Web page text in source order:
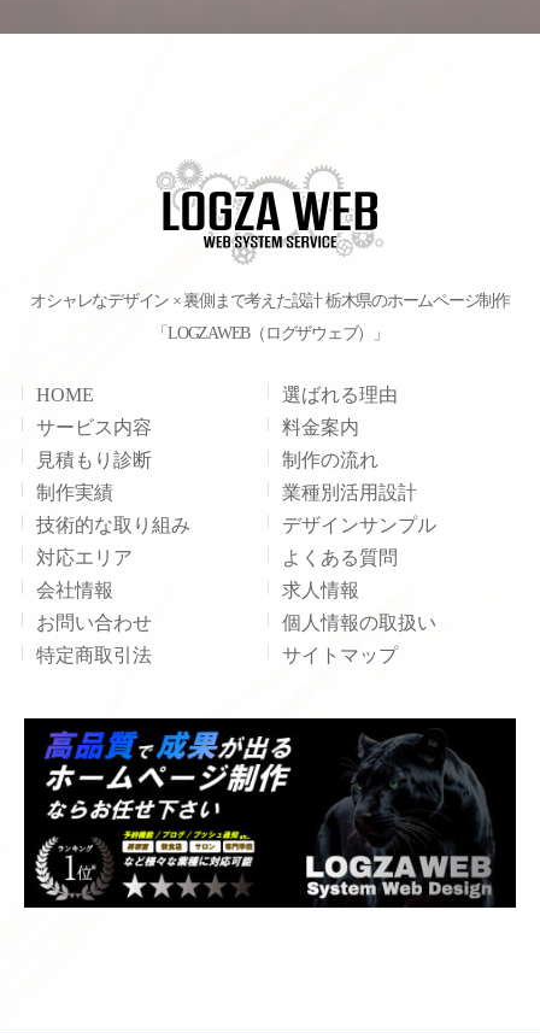
オシャレなデザイン × 裏側まで考えた設計 栃木県のホームページ制作
「LOGZAWEB（ログザウェブ）」
HOME
選ばれる理由
サービス内容
料金案内
見積もり診断
制作の流れ
制作実績
業種別活用設計
技術的な取り組み
デザインサンプル
対応エリア
よくある質問
会社情報
求人情報
お問い合わせ
個人情報の取扱い
特定商取引法
サイトマップ